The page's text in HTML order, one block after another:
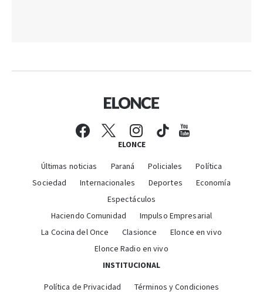
ELONCE
Últimas noticias Paraná Policiales
Política
Sociedad
Internacionales Deportes
Economía
Espectáculos
Haciendo Comunidad
Impulso Empresarial
La Cocina del Once
Clasionce
Elonce en vivo
Elonce Radio en vivo
INSTITUCIONAL
Política de Privacidad Términos y Condiciones